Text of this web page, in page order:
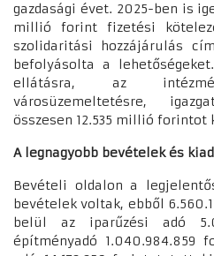
gazdasági évet. 2025-ben is
millió forint fizetési
szolidaritási hozzájárulás
befolyásolta a
ellátásra, az
városüzemeltetésre,
összesen 12.535 millió forintot
A legnagyobb bevételek és
Bevételi oldalon a
bevételek voltak, ebből
belül az iparűzési adó
építményadó 1.040.984.859